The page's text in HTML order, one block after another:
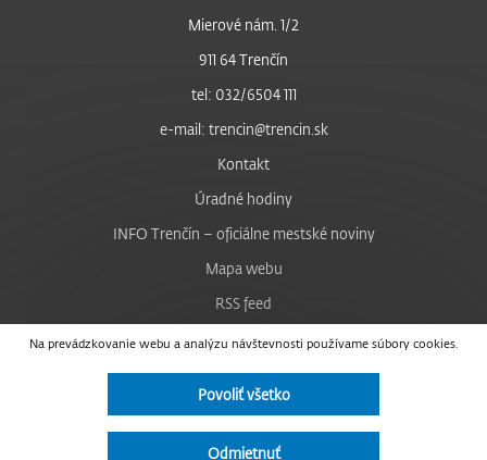
Na prevádzkovanie webu a analýzu návštevnosti používame súbory cookies.
Povoliť všetko
Odmietnuť
Mierové nám. 1/2
911 64 Trenčín
tel: 032/6504 111
e-mail: trencin@trencin.sk
Kontakt
Úradné hodiny
INFO Trenčín – oficiálne mestské noviny
Mapa webu
RSS feed
Nastavenie cookies
Facebook
Instagram